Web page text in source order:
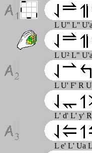
L U'' L''
L U² L"
L U' F' R
L' d' L' y'
L e' L' Ua